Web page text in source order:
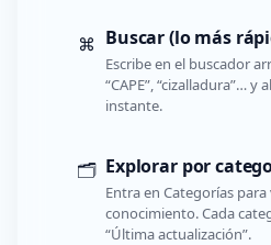
⌘ Buscar (lo más
Escribe en el buscador
“CAPE”, “cizalladura”… y
instante.
🗂️ Explorar por
Entra en Categorías
conocimiento. Cada
“Última actualización”.